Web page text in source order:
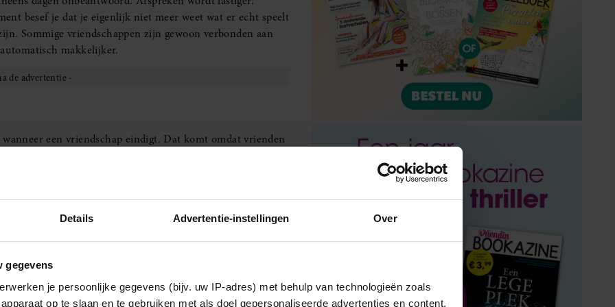
Details Advertentie-instellingen Over
gegevens
je persoonlijke gegevens (bijv. uw IP-adres) met behulp van technologieën zoals
op te slaan en te gebruiken met als doel gepersonaliseerde advertenties en content,
besef je dat je eigenlijk niet meer weet wat er echt speelt
Sommige vriendschappen zijn gewoon verbonden aan
makkelijker.
een vriendschap eindigt. Dat komt omdat vrienden
herinneringen, onzekerheden en grappigste
deel uit van wie we zijn geworden. Wanneer zo’n
een stukje vertrouwdheid.
keuze. Familie krijg je erbij en een liefdesrelatie heeft
bestaan juist omdat beide mensen steeds opnieuw voor
afwijzing. Zelfs wanneer niemand iets verkeerd heeft